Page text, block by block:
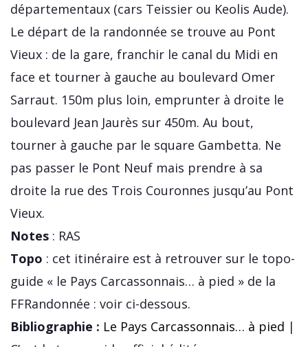
départementaux (cars Teissier ou Keolis Aude).
Le départ de la randonnée se trouve au Pont
Vieux : de la gare, franchir le canal du Midi en
face et tourner à gauche au boulevard Omer
Sarraut. 150m plus loin, emprunter à droite le
boulevard Jean Jaurès sur 450m. Au bout,
tourner à gauche par le square Gambetta. Ne
pas passer le Pont Neuf mais prendre à sa
droite la rue des Trois Couronnes jusqu’au Pont
Vieux.
Notes : RAS
Topo : cet itinéraire est à retrouver sur le topo-
guide « le Pays Carcassonnais… à pied » de la
FFRandonnée : voir ci-dessous.
Bibliographie : Le Pays Carcassonnais… à pied |